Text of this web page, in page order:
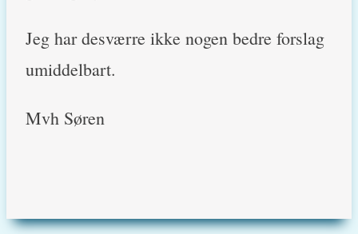
Jeg har desværre ikke nogen bedre forslag
umiddelbart.
Mvh Søren